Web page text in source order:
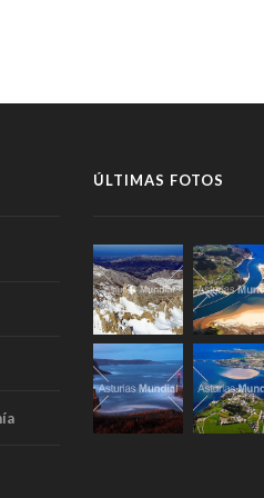
ÚLTIMAS FOTOS